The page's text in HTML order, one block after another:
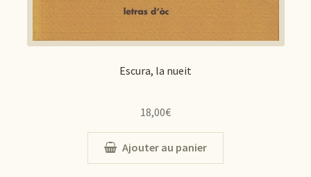
Escura, la nueit
18,00€
Ajouter au panier